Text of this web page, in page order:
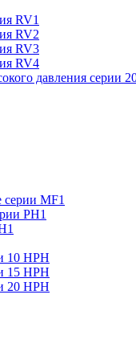
RV1
RV2
RV3
RV4
давления серии
серии MF1
PH1
10 HPH
15 HPH
20 HPH